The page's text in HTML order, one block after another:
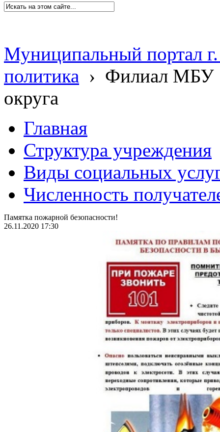
Муниципальный портал
политика › Филиал МБУ
округа
Главная
Структура учреждения
Виды социальных
Численность
Памятка пожарной безопасности!
26.11.2020 17:30